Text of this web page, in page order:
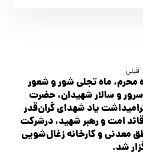
قبلی
محرم، ماه تجلی شور و شعور
و سالار شهیدان، حضرت
یاد شهدای گران‌قدر
امت و رهبر شهید، درشرکت
معدنی و کارخانه زغال‌شویی
شد.